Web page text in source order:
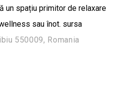
un spațiu primitor de relaxare
sau înot. sursa
550009, Romania